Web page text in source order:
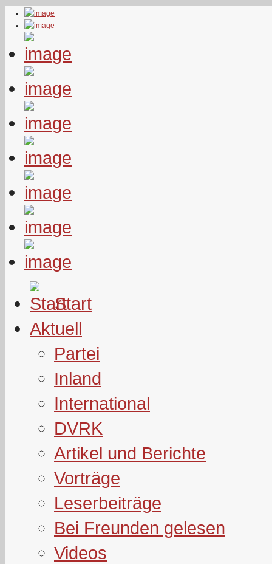
Start
Aktuell
Partei
Inland
International
DVRK
Artikel und Berichte
Vorträge
Leserbeiträge
Bei Freunden gelesen
Videos